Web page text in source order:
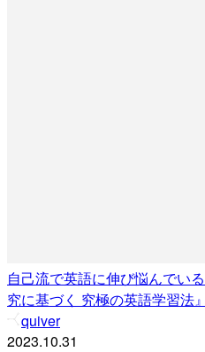
自己流で英語に伸び悩んでい
究に基づく 究極の英語学習法
quiver
2023.10.31